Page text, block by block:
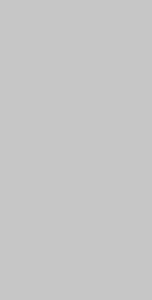
Blog
Blog